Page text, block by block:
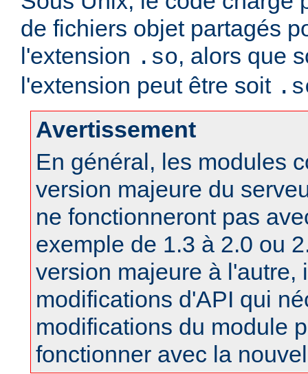
de fichiers objet partagés
l'extension .so, alors que
l'extension peut être soit
Avertissement
En général, les modules
version majeure du
ne fonctionneront pas
exemple de 1.3 à 2.0 ou
version majeure à l'autre,
modifications d'API qui
modifications du module
fonctionner avec la